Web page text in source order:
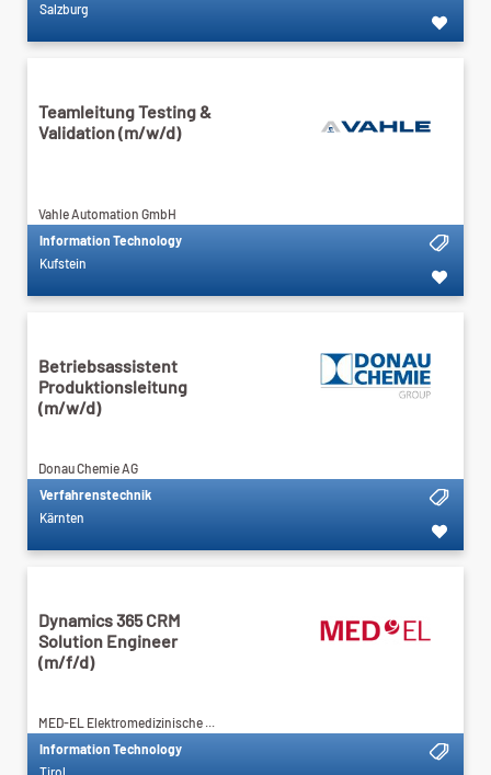
Salzburg
Teamleitung Testing &
Validation (m/w/d)
Vahle Automation GmbH
Information Technology
Kufstein
Betriebsassistent
Produktionsleitung
(m/w/d)
Donau Chemie AG
Verfahrenstechnik
Kärnten
Dynamics 365 CRM
Solution Engineer
(m/f/d)
MED-EL Elektromedizinische ...
Information Technology
Tirol